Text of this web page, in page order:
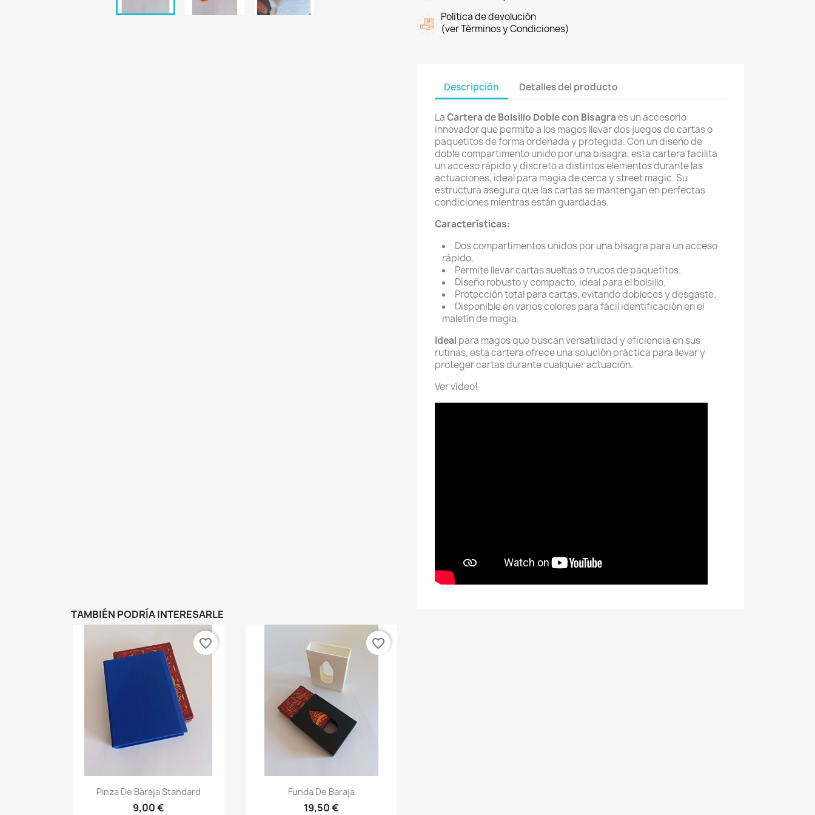
Política de devolución
(ver Términos y Condiciones)
Descripción Detalles del producto
LaCartera de Bolsillo Doble con Bisagraes un accesorio
innovador que permite a los magos llevar dos juegos de cartas o
paquetitos de forma ordenada y protegida. Con un diseño de
doble compartimento unido por una bisagra, esta cartera facilita
un acceso rápido y discreto a distintos elementos durante las
actuaciones, ideal para magia de cerca y street magic. Su
estructura asegura que las cartas se mantengan en perfectas
condiciones mientras están guardadas.
Características:
Dos compartimentos unidos por una bisagra para un acceso
rápido.
Permite llevar cartas sueltas o trucos de paquetitos.
Diseño robusto y compacto, ideal para el bolsillo.
Protección total para cartas, evitando dobleces y desgaste.
Disponible en varios colores para fácil identificación en el
maletín de magia.
Ideal para magos que buscan versatilidad y eficiencia en sus
rutinas, esta cartera ofrece una solución práctica para llevar y
proteger cartas durante cualquier actuación.
Ver vídeo!
TAMBIÉN PODRÍA INTERESARLE
Vista rápida
Pinza De Baraja Standard
9,00 €
favorite_border
Vista rápida
Funda De Baraja
19,50 €
favorite_border